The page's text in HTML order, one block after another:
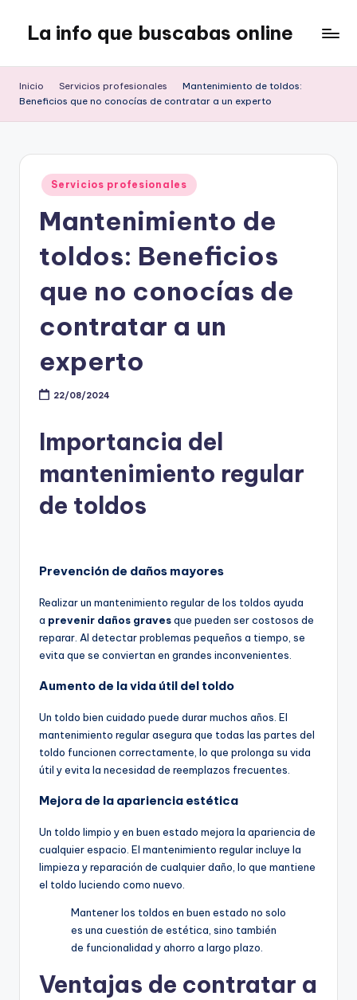
contenido
La info que buscabas online
para
Inicio Servicios profesionales
Mantenimiento de toldos:
Beneficios que no conocías de contratar a un experto
Publicado
en
Servicios profesionales
Mantenimiento de
toldos: Beneficios
que no conocías de
contratar a un
experto
22/08/2024
Importancia del
mantenimiento regular
de toldos
Prevención de daños mayores
Realizar un mantenimiento regular de los toldos ayuda
a prevenir daños gravesque pueden ser costosos de
reparar. Al detectar problemas pequeños a tiempo, se
evita que se conviertan en grandes inconvenientes.
Aumento de la vida útil del toldo
Un toldo bien cuidado puede durar muchos años. El
mantenimiento regular asegura que todas las partes del
toldo funcionen correctamente, lo que prolonga su vida
útil y evita la necesidad de reemplazos frecuentes.
Mejora de la apariencia estética
Un toldo limpio y en buen estado mejora la apariencia de
cualquier espacio. El mantenimiento regular incluye la
limpieza y reparación de cualquier daño, lo que mantiene
el toldo luciendo como nuevo.
Mantener los toldos en buen estado no solo
es una cuestión de estética, sino también
de funcionalidad y ahorro a largo plazo.
Ventajas de contratar a